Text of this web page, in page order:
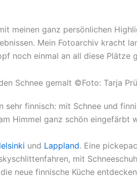
meinen ganz persönlichen
Mein Fotoarchiv kracht
noch einmal an all diese Plätze
finnisch: mit Schnee und
Himmel ganz schön eingefärbt
und Lappland. Eine
mit
neue finnische Küche